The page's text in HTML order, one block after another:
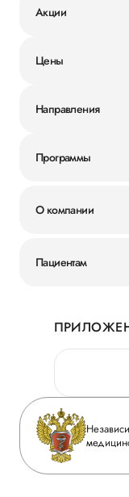
Акции
Цены
Направления
Программы
О компании
Новости
Руководство
Сотрудничество
Инвесторам
Журнал «Мать и
Вакансии
Пациентам
Личный кабинет
Персональные
Горячая линия
Вопрос-ответ
Приложение
Статьи